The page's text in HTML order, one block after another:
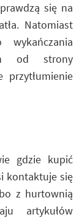
się na
Natomiast
od strony
gdzie kupić
kontaktuje się
z hurtownią
artykułów